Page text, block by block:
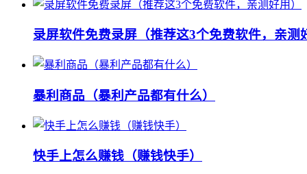
录屏软件免费录屏（推荐这3个免费软件，亲测
暴利商品（暴利产品都有什么）
快手上怎么赚钱（赚钱快手）